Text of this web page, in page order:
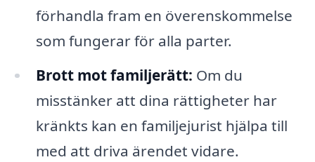
förhandla fram en överenskommelse
som fungerar för alla parter.
Brott mot familjerätt: Om du
misstänker att dina rättigheter har
kränkts kan en familjejurist hjälpa till
med att driva ärendet vidare.